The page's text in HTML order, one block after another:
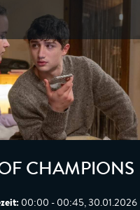
CHAMPIONS
00:00 - 00:45, 30.01.2026